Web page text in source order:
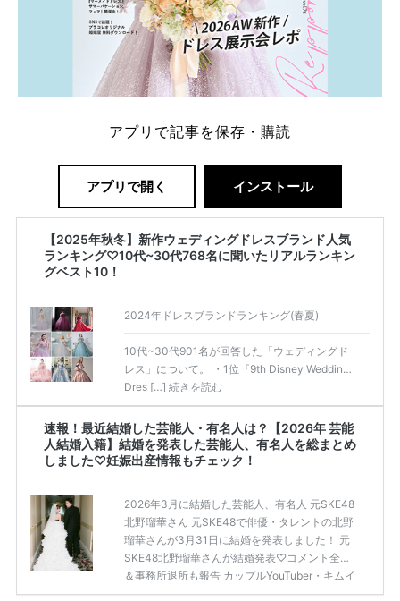
アプリで記事を保存・購読
アプリで開く インストール
【2025年秋冬】新作ウェディングドレスブランド人気
ランキング♡10代~30代768名に聞いたリアルランキン
グベスト10！
2024年ドレスブランドランキング(春夏)
10代~30代901名が回答した「ウェディングド
レス」について。 ・1位『9th Disney Wedding
Dres […] 続きを読む
速報！最近結婚した芸能人・有名人は？【2026年 芸能
人結婚入籍】結婚を発表した芸能人、有名人を総まとめ
しました♡妊娠出産情報もチェック！
2026年3月に結婚した芸能人、有名人 元SKE48
北野瑠華さん 元SKE48で俳優・タレントの北野
瑠華さんが3月31日に結婚を発表しました！ 元
SKE48北野瑠華さんが結婚発表♡コメント全文
＆事務所退所も報告 カップルYouTuber・キムイ
オハウス 大人気カップルYouTuber「キムイオハ